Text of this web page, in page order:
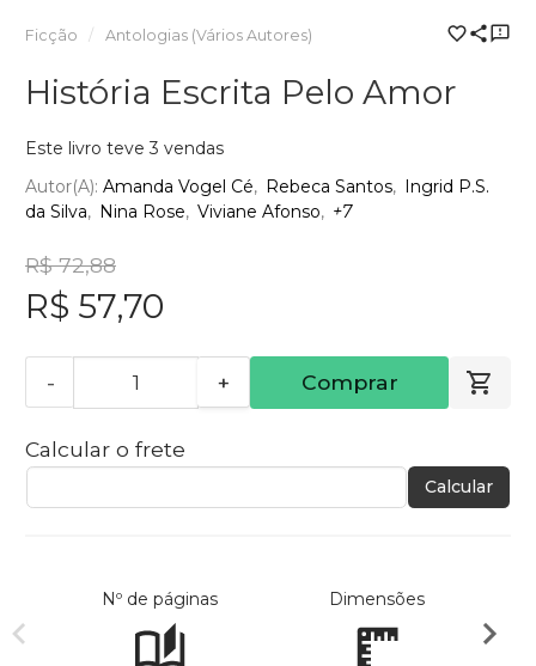
Ficção Antologias (Vários Autores)
História Escrita Pelo Amor
Este livro teve 3 vendas
Autor(a): Amanda Vogel Cé Rebeca Santos
Ingrid P.S.
da Silva
Nina Rose Viviane Afonso +7
R$ 72,88
R$ 57,70
- + Comprar
Calcular o frete
Calcular
Nº de páginas Dimensões